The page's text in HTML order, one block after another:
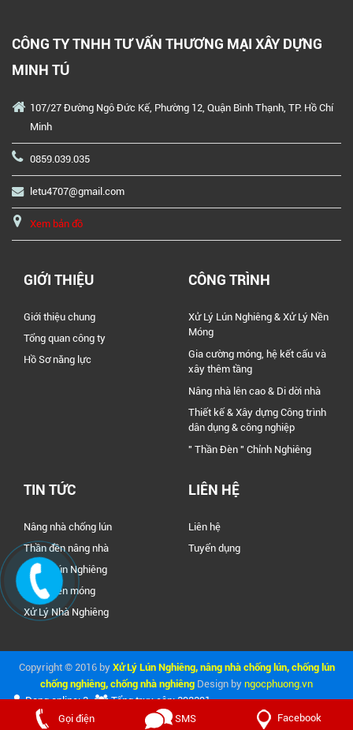
CÔNG TY TNHH TƯ VẤN THƯƠNG MẠI XÂY DỰNG
MINH TÚ
107/27 Đường Ngô Đức Kế, Phường 12, Quận Bình Thạnh, TP. Hồ Chí
Minh
0859.039.035
letu4707@gmail.com
Xem bản đồ
GIỚI THIỆU
Giới thiệu chung
Tổng quan công ty
Hồ Sơ năng lực
CÔNG TRÌNH
Xử Lý Lún Nghiêng & Xử Lý Nền
Móng
Gia cường móng, hệ kết cấu và
xây thêm tầng
Nâng nhà lên cao & Di dời nhà
Thiết kế & Xây dựng Công trình
dân dụng & công nghiệp
" Thần Đèn " Chỉnh Nghiêng
TIN TỨC
Nâng nhà chống lún
Thần đền nâng nhà
Xử Lý Lún Nghiêng
Xử Lý nền móng
Xử Lý Nhà Nghiêng
LIÊN HỆ
Liên hệ
Tuyển dụng
Copyright © 2016 by Xử Lý Lún Nghiêng, nâng nhà chống lún, chống lún
chống nghiêng, chống nhà nghiêng Design by ngocphuong.vn
Đang online: 3
Tổng truy cập: 392291
Gọi điện
SMS Facebook